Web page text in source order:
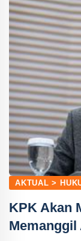
AKTUAL >
KPK Akan
Memanggil